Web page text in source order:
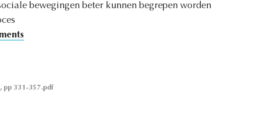
bewegingen beter kunnen begrepen worden
pp 331-357.pdf